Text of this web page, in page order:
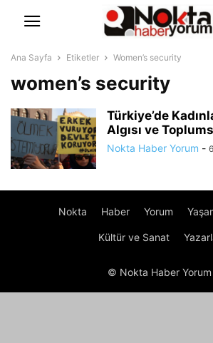
Ana Sayfa Etiketler Women’s security
women’s security
Türkiye’de
Algısı ve
Nokta Haber Yorum -
Nokta Haber Yorum
Kültür ve Sanat
© Nokta Haber Yorum